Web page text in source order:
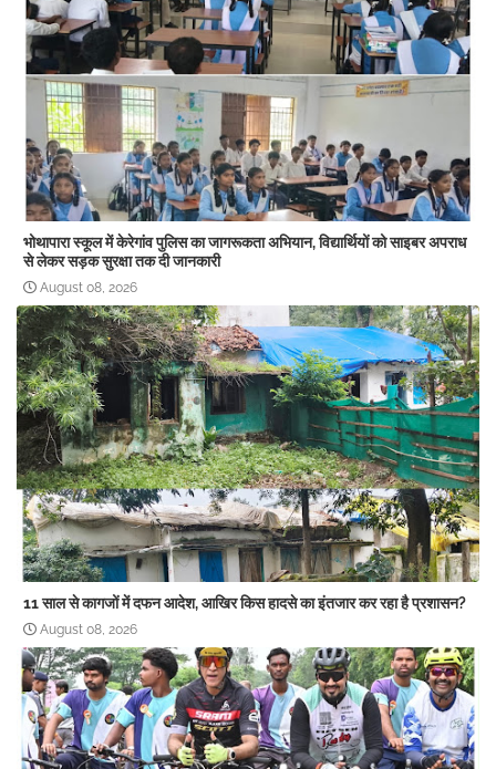
भोथापारा स्कूल में केरेगांव पुलिस का जागरूकता अभियान, विद्यार्थियों को साइबर अपराध
से लेकर सड़क सुरक्षा तक दी जानकारी
August 08, 2026
11 साल से कागजों में दफन आदेश, आखिर किस हादसे का इंतजार कर रहा है प्रशासन?
August 08, 2026